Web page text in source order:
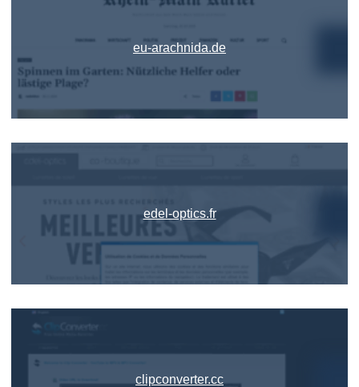
eu-arachnida.de
edel-optics.fr
clipconverter.cc